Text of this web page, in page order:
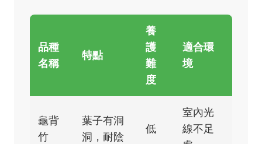
品種
名稱
特點
養
護
難
度
適合環
境
龜背
竹
葉子有洞
洞，耐陰
低
室內光
線不足